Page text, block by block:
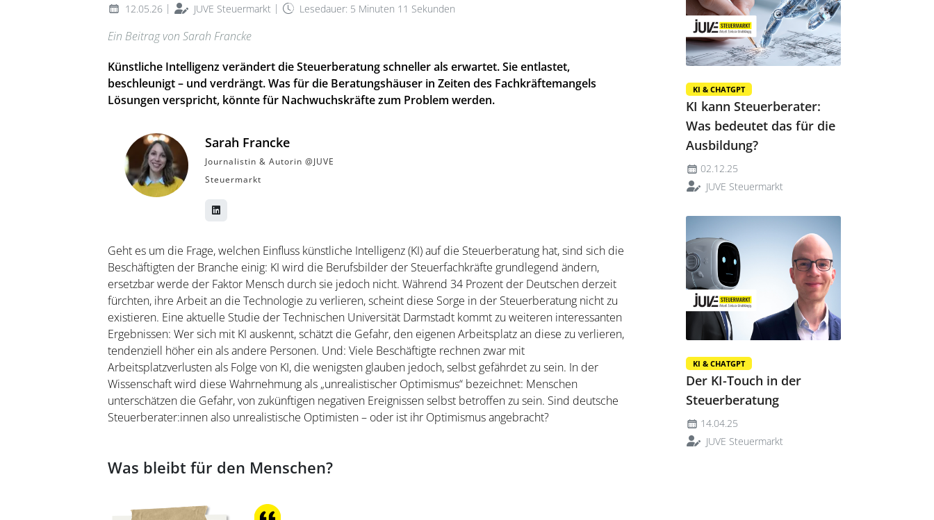
12.05.26 | JUVE Steuermarkt | Lesedauer: 5 Minuten 11 Sekunden
Ein Beitrag von Sarah Francke
Künstliche Intelligenz verändert die ­Steuerberatung schneller als erwartet. Sie entlastet,
beschleunigt – und verdrängt. Was für die Beratungshäuser in Zeiten des Fachkräftemangels
Lösungen verspricht, könnte für Nachwuchskräfte zum Problem werden.
Sarah Francke
Journalistin & Autorin @JUVE
Steuermarkt
Geht es um die Frage, welchen Einfluss künstliche Intelligenz (KI) auf die Steuerberatung hat, sind sich die
Beschäftigten der Branche einig: KI wird die Berufsbilder der Steuerfachkräfte grundlegend ändern,
ersetzbar werde der Faktor Mensch durch sie jedoch nicht. Während 34 Prozent der Deutschen derzeit
fürchten, ihre Arbeit an die Technologie zu verlieren, scheint diese Sorge in der Steuerberatung nicht zu
existieren. Eine aktuelle Studie der Technischen Universität Darmstadt kommt zu weiteren interessanten
Ergebnissen: Wer sich mit KI auskennt, schätzt die Gefahr, den eigenen Arbeitsplatz an diese zu verlieren,
tendenziell höher ein als andere Personen. Und: Viele Beschäftigte rechnen zwar mit
Arbeitsplatzverlusten als Folge von KI, die wenigsten glauben jedoch, selbst gefährdet zu sein. In der
Wissenschaft wird diese Wahrnehmung als „unrealistischer Optimismus“ bezeichnet: Menschen
unterschätzen die Gefahr, von zukünftigen negativen Ereignissen selbst betroffen zu sein. Sind deutsche
Steuerberater:innen also unrealistische Optimisten – oder ist ihr Optimismus angebracht?
Was bleibt für den Menschen?
KI & CHATGPT
KI kann Steuerberater:
Was bedeutet das für die
Ausbildung?
02.12.25
JUVE Steuermarkt
KI & CHATGPT
Der KI-Touch in der
Steuerberatung
14.04.25
JUVE Steuermarkt